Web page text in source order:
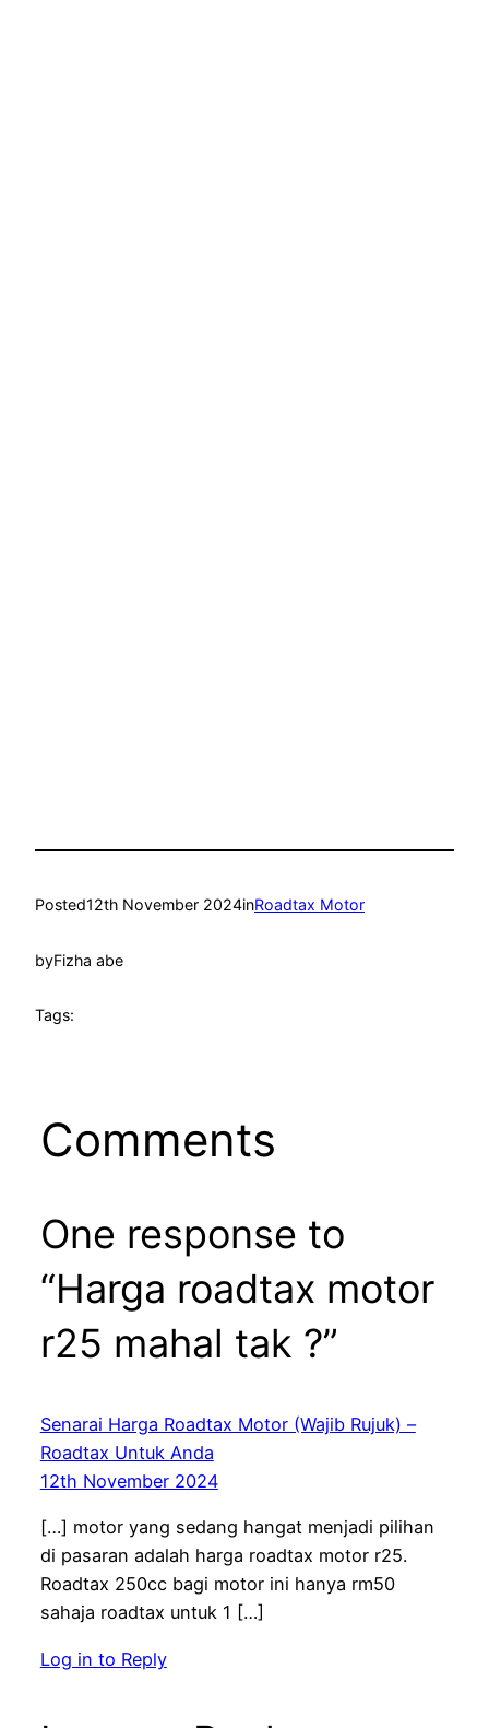
Posted12th November 2024inRoadtax Motor
byFizha abe
Tags:
Comments
One response to
“Harga roadtax motor
r25 mahal tak ?”
Senarai Harga Roadtax Motor (Wajib Rujuk) –
Roadtax Untuk Anda
12th November 2024
[…] motor yang sedang hangat menjadi pilihan
di pasaran adalah harga roadtax motor r25.
Roadtax 250cc bagi motor ini hanya rm50
sahaja roadtax untuk 1 […]
Log in to Reply